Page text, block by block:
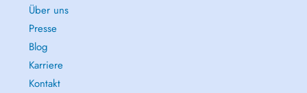
Über uns
Presse
Blog
Karriere
Kontakt